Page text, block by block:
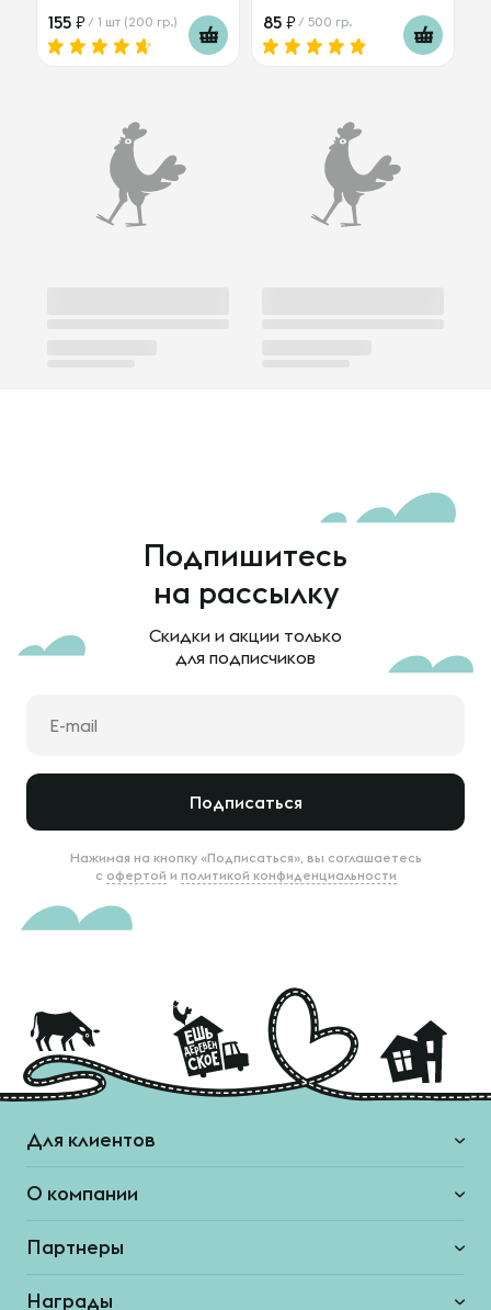
155 / 1 шт (200 гр.) 85 / 500 гр.
Подпишитесь
на рассылку
Скидки и акции только
для подписчиков
Подписаться
Нажимая на кнопку «Подписаться», вы соглашаетесь
с офертой и политикой конфиденциальности
Для клиентов
О компании
Партнеры
Награды